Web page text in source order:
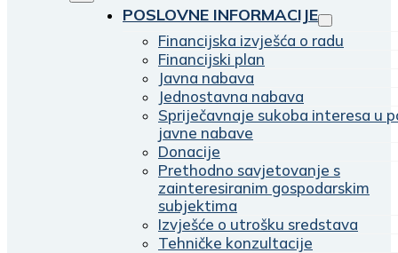
POSLOVNE INFORMACIJE
Financijska izvješća o radu
Financijski plan
Javna nabava
Jednostavna nabava
Spriječavnaje sukoba interesa u
javne nabave
Donacije
Prethodno savjetovanje s
zainteresiranim gospodarskim
subjektima
Izvješće o utrošku sredstava
Tehničke konzultacije